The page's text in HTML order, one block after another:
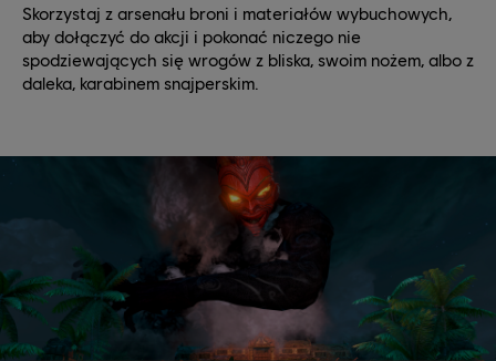
Skorzystaj z arsenału broni i materiałów wybuchowych,
aby dołączyć do akcji i pokonać niczego nie
spodziewających się wrogów z bliska, swoim nożem, albo z
daleka, karabinem snajperskim.